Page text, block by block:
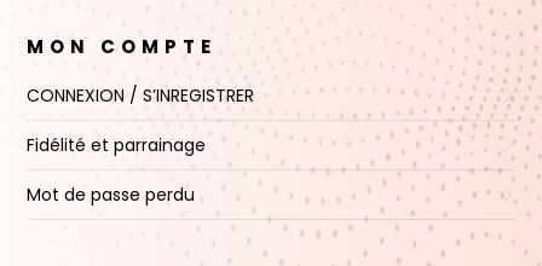
MON COMPTE
CONNEXION / S’INREGISTRER
Fidélité et parrainage
Mot de passe perdu